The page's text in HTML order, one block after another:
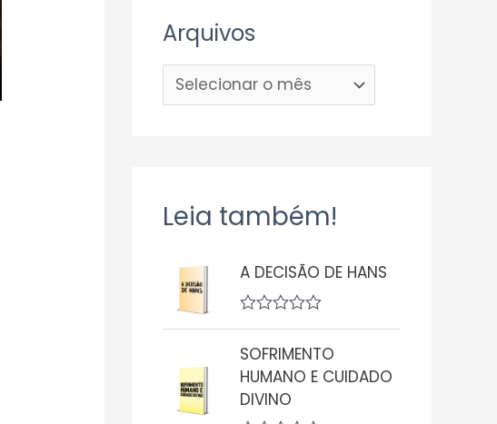
Arquivos
Leia também!
A DECISÃO DE HANS
A
a
l
i
a
SOFRIMENTO
HUMANO E CUIDADO
DIVINO